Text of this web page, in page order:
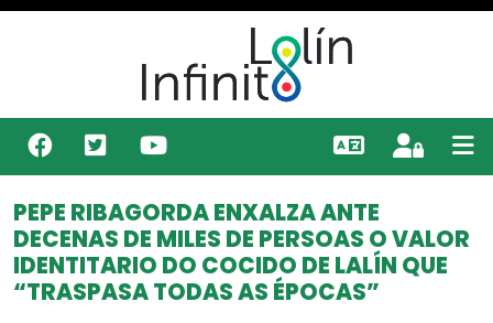
PEPE RIBAGORDA ENXALZA ANTE
DECENAS DE MILES DE PERSOAS O VALOR
IDENTITARIO DO COCIDO DE LALÍN QUE
“TRASPASA TODAS AS ÉPOCAS”